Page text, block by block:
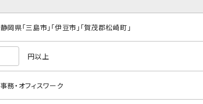
静岡県「三島市」「伊豆市」「賀茂郡松崎町」
円以上
事務・オフィスワーク